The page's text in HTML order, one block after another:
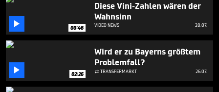
 00:46
Diese Vini-Zahlen wären der
Wahnsinn
VIDEO NEWS 28.07.
 02:26
Wird er zu Bayerns größtem
Problemfall?
 TRANSFERMARKT 26.07.